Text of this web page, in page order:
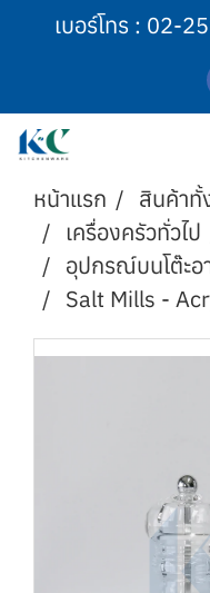
เบอร์โทร : 02-
หน้าแรก สินค้าทั้
เครื่องครัวทั่วไป
อุปกรณ์บนโต๊ะอ
Salt Mills -